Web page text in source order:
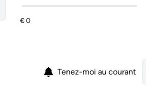
Tenez-moi au courant